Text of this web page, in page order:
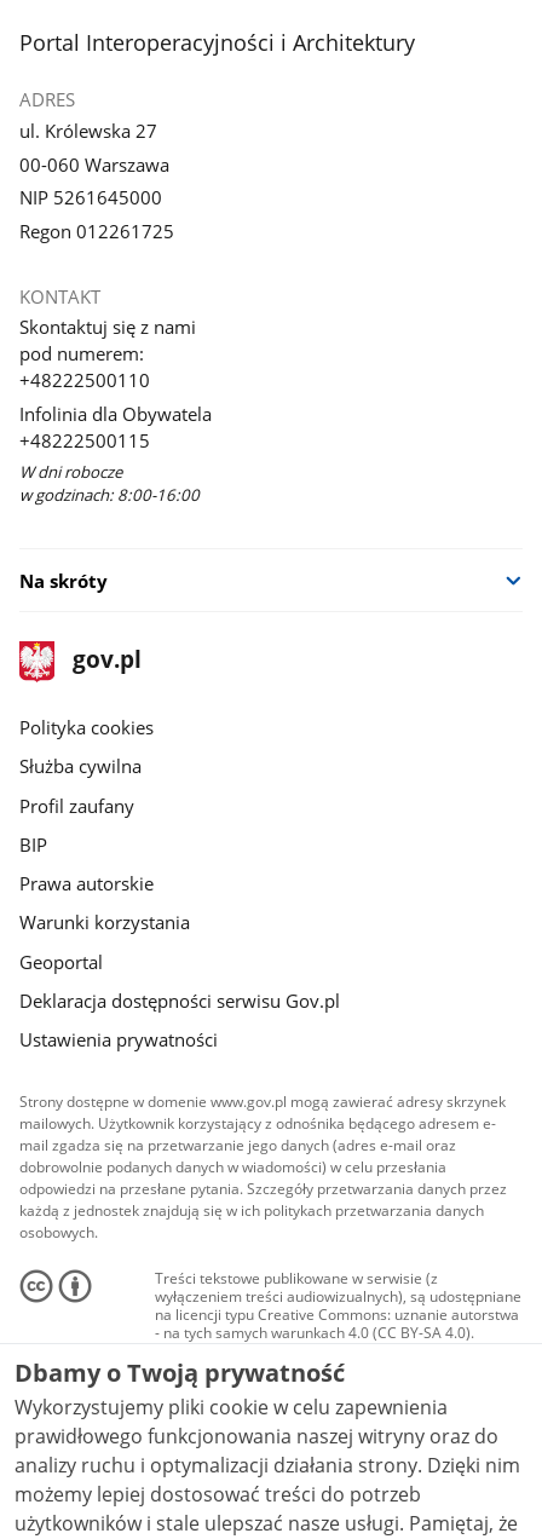
stronęstronęstronę
stopka
Portal Interoperacyjności i Architektury
ADRES
ul. Królewska 27
00-060 Warszawa
NIP 5261645000
Regon 012261725
KONTAKT
Skontaktuj się z nami
pod numerem:
+48222500110
Infolinia dla Obywatela
+48222500115
W dni robocze
w godzinach: 8:00-16:00
Na skróty
stopka
gov.pl
Strona
gov.pl
gov.pl
Polityka cookies
Służba cywilna
Profil zaufany
BIP
Prawa autorskie
Warunki korzystania
Geoportal
Deklaracja dostępności serwisu Gov.pl
Ustawienia prywatności
Strony dostępne w domenie www.gov.pl mogą zawierać adresy skrzynek
mailowych. Użytkownik korzystający z odnośnika będącego adresem e-
mail zgadza się na przetwarzanie jego danych (adres e-mail oraz
dobrowolnie podanych danych w wiadomości) w celu przesłania
odpowiedzi na przesłane pytania. Szczegóły przetwarzania danych przez
każdą z jednostek znajdują się w ich politykach przetwarzania danych
osobowych.
Treści tekstowe publikowane w serwisie (z
wyłączeniem treści audiowizualnych), są udostępniane
na licencji typu Creative Commons: uznanie autorstwa
- na tych samych warunkach 4.0 (CC BY-SA 4.0).
Materiały audiowizualne, w tym zdjęcia, materiały
audio i wideo, są udostępniane na licencji typu
Creative Commons: uznanie autorstwa użycie
niekomercyjne - bez utworów zależnych 4.0 (CC BY-
NC-ND 4.0), o ile nie jest to stwierdzone inaczej.
Dbamy o Twoją prywatność
Wykorzystujemy pliki cookie w celu zapewnienia
prawidłowego funkcjonowania naszej witryny oraz do
analizy ruchu i optymalizacji działania strony. Dzięki nim
możemy lepiej dostosować treści do potrzeb
użytkowników i stale ulepszać nasze usługi. Pamiętaj, że